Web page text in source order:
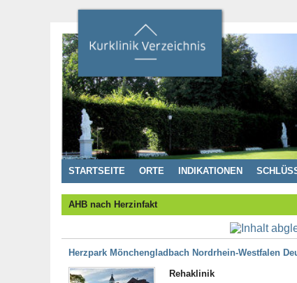
STARTSEITE ORTE INDIKATIONEN
AHB nach Herzinfakt
Herzpark Mönchengladbach Nordrhein-Westfalen
Rehaklinik